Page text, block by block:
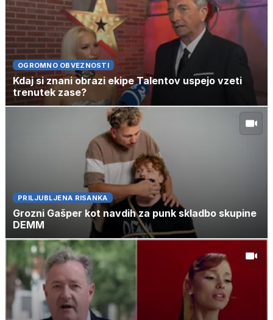
OGROMNO OBVEZNOSTI
Kdaj si znani obrazi ekipe Talentov uspejo vzeti
trenutek zase?
PRILJUBLJENA RISANKA
Grozni Gašper kot navdih za punk skladbo skupine
DEMM